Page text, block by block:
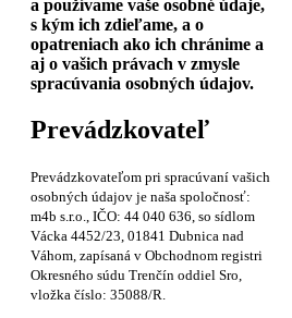
a používame vaše osobné údaje,
s kým ich zdieľame, a o
opatreniach ako ich chránime a
aj o vašich právach v zmysle
spracúvania osobných údajov.
Prevádzkovateľ
Prevádzkovateľom pri spracúvaní vašich
osobných údajov je naša spoločnosť:
m4b s.r.o., IČO: 44 040 636, so sídlom
Vácka 4452/23, 01841 Dubnica nad
Váhom, zapísaná v Obchodnom registri
Okresného súdu Trenčín oddiel Sro,
vložka číslo: 35088/R.